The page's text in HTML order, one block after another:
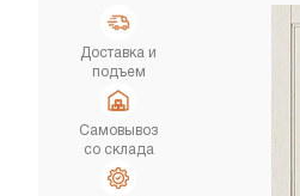
ДЕКОРАТИВНЫЕ РЕЙКИ
СЕРВИС
Доставка и
подъем
Самовывоз
со склада